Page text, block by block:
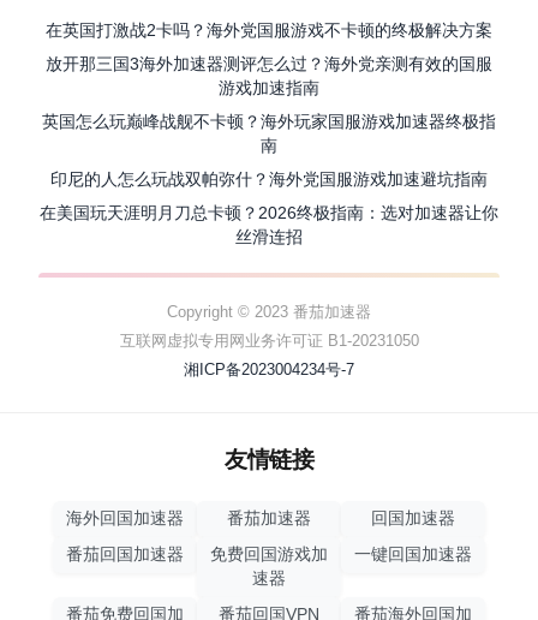
在英国打激战2卡吗？海外党国服游戏不卡顿的终极解决方案
放开那三国3海外加速器测评怎么过？海外党亲测有效的国服
游戏加速指南
英国怎么玩巅峰战舰不卡顿？海外玩家国服游戏加速器终极指
南
印尼的人怎么玩战双帕弥什？海外党国服游戏加速避坑指南
在美国玩天涯明月刀总卡顿？2026终极指南：选对加速器让你
丝滑连招
Copyright © 2023 番茄加速器
互联网虚拟专用网业务许可证 B1-20231050
湘ICP备2023004234号-7
友情链接
海外回国加速器 番茄加速器
回国加速器
番茄回国加速器
免费回国游戏加
速器
一键回国加速器
番茄免费回国加 番茄回国VPN 番茄海外回国加